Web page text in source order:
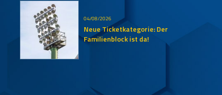
04/08/2026
Neue Ticketkategorie: Der
Familienblock ist da!